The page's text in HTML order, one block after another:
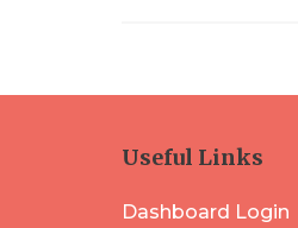
Useful Links
Dashboard Login